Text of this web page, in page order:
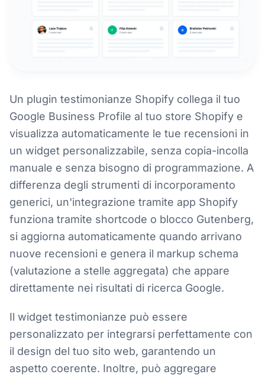
Un plugin testimonianze Shopify collega il tuo
Google Business Profile al tuo store Shopify e
visualizza automaticamente le tue recensioni in
un widget personalizzabile, senza copia-incolla
manuale e senza bisogno di programmazione. A
differenza degli strumenti di incorporamento
generici, un'integrazione tramite app Shopify
funziona tramite shortcode o blocco Gutenberg,
si aggiorna automaticamente quando arrivano
nuove recensioni e genera il markup schema
(valutazione a stelle aggregata) che appare
direttamente nei risultati di ricerca Google.
Il widget testimonianze può essere
personalizzato per integrarsi perfettamente con
il design del tuo sito web, garantendo un
aspetto coerente. Inoltre, può aggregare